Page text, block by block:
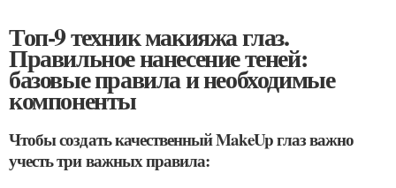
Топ-9 техник макияжа глаз.
Правильное нанесение теней:
базовые правила и необходимые
компоненты
Чтобы создать качественный MakeUp глаз важно
учесть три важных правила: